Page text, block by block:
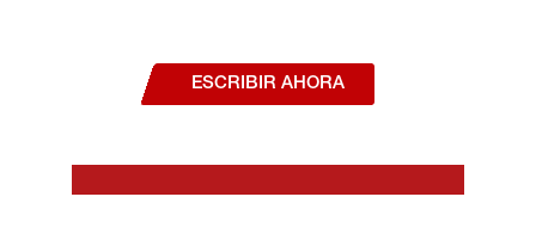
ESCRIBIR AHORA